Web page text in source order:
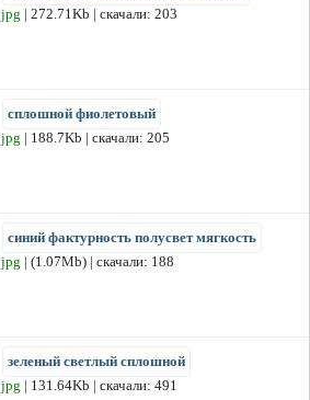
jpg | 272.71Kb | скачали: 203
сплошной фиолетовый
jpg | 188.7Kb | скачали: 205
синий фактурность полусвет мягкость
jpg | (1.07Mb) | скачали: 188
зеленый светлый сплошной
jpg | 131.64Kb | скачали: 491